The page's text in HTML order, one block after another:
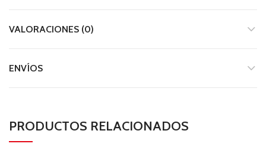
VALORACIONES (0)
ENVÍOS
PRODUCTOS RELACIONADOS